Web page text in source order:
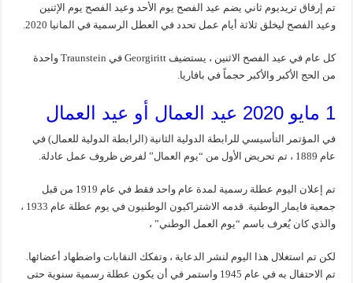
تم إرفاق تريديوم ثاني يضم عيد الفصح يوم الأحد وعيد الفصح يوم الإثنين
وعيد الفصح ليخلق ثلاثة أيام عمل تحدد في العطل الرسمية في المانيا 2020.
كل عام في عيد الفصح الاثنين ، يستضيف Georgiritt في Traunstein واحدة
من الحج الأكبر والأكبر حجماً في بافاريا.
1 مايو 2020 عيد العمال أو عيد العمال
في المؤتمر التأسيسي للرابطة الدولية الثانية (الرابطة الدولية للعمال) في
عام 1889 ، تم تحريض الأول من “يوم العمال” لفرض ظروف عمل عادلة.
تم إعلان اليوم عطلة رسمية لمدة عام واحد فقط في عام 1919 من قبل
جمعية فايمار الوطنية. قدمه الاشتراكيون الوطنيون في يوم عطلة عام 1933 ،
والذي كان يُعرف باسم “يوم العمل الوطني” ،
لكن تم استغلال هذا اليوم لنشر الدعاية ، وتفكك النقابات واضطهاد أعضائها.
تم الاحتفال به في عام 1945 واستمر في أن يكون عطلة رسمية سنوية حتى